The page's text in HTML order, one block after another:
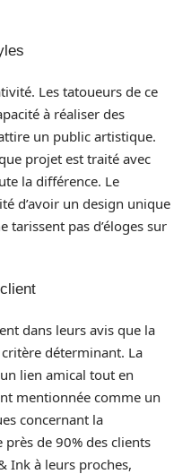
Les tatoueurs de ce
à réaliser des
un public artistique.
projet est traité avec
la différence. Le
d’avoir un design unique
pas d’éloges sur
dans leurs avis que la
déterminant. La
lien amical tout en
mentionnée comme un
concernant la
de 90% des clients
Ink à leurs proches,